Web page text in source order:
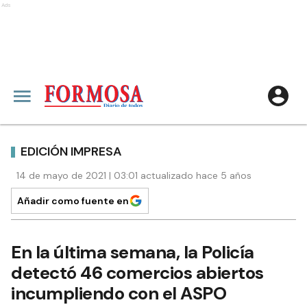
Ads
EDICIÓN IMPRESA
14 de mayo de 2021 | 03:01 actualizado hace 5 años
Añadir como fuente en
En la última semana, la Policía
detectó 46 comercios abiertos
incumpliendo con el ASPO